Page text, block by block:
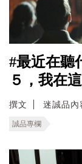
#最近在聽
５，我在
撰文 迷誠品內
誠品專欄